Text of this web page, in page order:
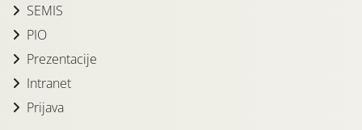
SEMIS
PIO
Prezentacije
Intranet
Prijava